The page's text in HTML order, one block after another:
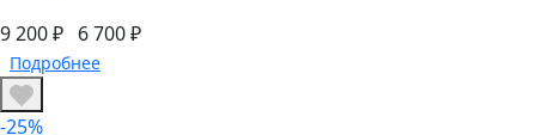
9 200 ₽ 6 700 ₽
Подробнее
-25%